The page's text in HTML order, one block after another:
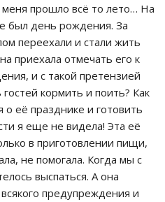
прошло всё то лето… На
был день рождения. За
переехали и стали жить
приехала отмечать его к
и с такой претензией
кормить и поить? Как
её празднике и готовить
я еще не видела! Эта её
в приготовлении пищи,
не помогала. Когда мы с
выспаться. А она
предупреждения и